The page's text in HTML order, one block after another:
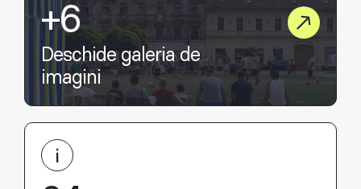
+6
Deschide galeria de
imagini